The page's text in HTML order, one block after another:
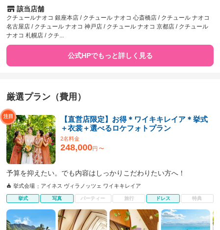
該当店舗
クチュールナオコ 銀座本店 / クチュール ナオコ 心斎橋店 / クチュール ナオコ
名古屋店 / クチュール ナオコ 神戸店 / クチュール ナオコ 京都店 / クチュール
ナオコ 札幌店 / クチ...
公式HPでもっと詳しく見る
厳選プラン（費用）
【直営店限定】お得＊ワイキキレイア＊挙式
＋衣裳＋選べるロケフォトプラン
2名料金
248,000円 〜
予算を抑えたい。でも内容はしっかりこだわりたい方へ！
挙式会場 アイネス ヴィラノッツェ ワイキキレイア
挙式 写真 パーティー 旅行 ドレス 特典